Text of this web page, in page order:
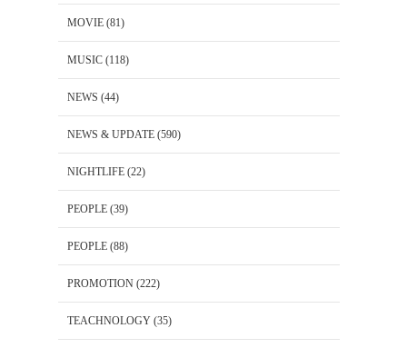
MOVIE (81)
MUSIC (118)
NEWS (44)
NEWS & UPDATE (590)
NIGHTLIFE (22)
PEOPLE (39)
PEOPLE (88)
PROMOTION (222)
TEACHNOLOGY (35)